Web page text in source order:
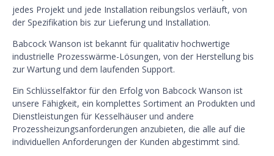
jedes Projekt und jede Installation reibungslos verläuft, von
der Spezifikation bis zur Lieferung und Installation.
Babcock Wanson ist bekannt für qualitativ hochwertige
industrielle Prozesswärme-Lösungen, von der Herstellung bis
zur Wartung und dem laufenden Support.
Ein Schlüsselfaktor für den Erfolg von Babcock Wanson ist
unsere Fähigkeit, ein komplettes Sortiment an Produkten und
Dienstleistungen für Kesselhäuser und andere
Prozessheizungsanforderungen anzubieten, die alle auf die
individuellen Anforderungen der Kunden abgestimmt sind.